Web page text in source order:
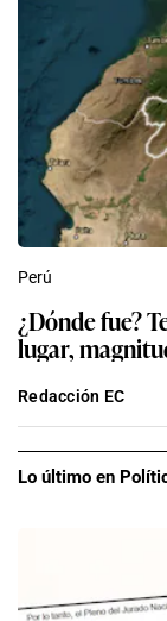
Perú
¿Dónde fue?
lugar,
Redacción EC
Lo último en